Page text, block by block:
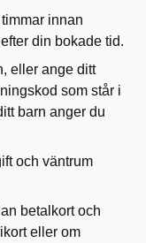
innan
din bokade tid.
eller ange ditt
som står i
barn anger du
och väntrum
betalkort och
eller om